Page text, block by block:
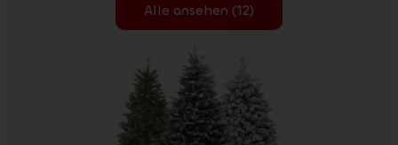
Alle ansehen (12)